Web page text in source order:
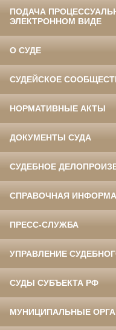
ПОДАЧА
ЭЛЕКТРОННОМ ВИДЕ
О СУДЕ
СУДЕЙСКОЕ
НОРМАТИВНЫЕ АКТЫ
ДОКУМЕНТЫ СУДА
СУДЕБНОЕ
СПРАВОЧНАЯ
ПРЕСС-СЛУЖБА
УПРАВЛЕНИЕ
СУДЫ СУБЪЕКТА РФ
МУНИЦИПАЛЬНЫЕ